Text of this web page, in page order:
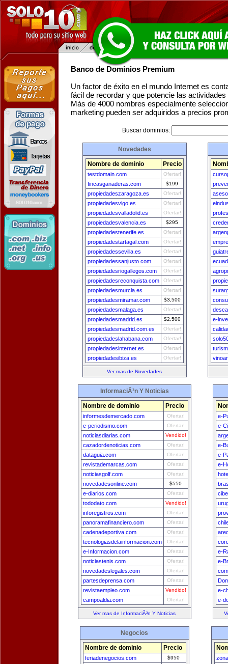
Banco de Dominios Premium
Un factor de éxito en el mundo Internet es
fácil de recordar y que potencie las
Más de 4000 nombres especialmente
marketing pueden ser adquiridos a precios
Buscar dominios:
Novedades
Nombre de dominio Precio
testdomain.com Ofertar!
fincasganaderas.com $199
propiedadeszaragoza.es Ofertar!
propiedadesvigo.es Ofertar!
propiedadesvalladolid.es Ofertar!
propiedadesvalencia.es $295
propiedadestenerife.es Ofertar!
propiedadestartagal.com Ofertar!
propiedadessevilla.es Ofertar!
propiedadessanjusto.com Ofertar!
propiedadesriogallegos.com Ofertar!
propiedadesreconquista.com Ofertar!
propiedadesmurcia.es Ofertar!
propiedadesmiramar.com $3,500
propiedadesmalaga.es Ofertar!
propiedadesmadrid.es $2,500
propiedadesmadrid.com.es Ofertar!
propiedadeslahabana.com Ofertar!
propiedadesinternet.es Ofertar!
propiedadesibiza.es Ofertar!
Ver mas de Novedades
e-
InformaciÃ³n Y Noticias
Nombre de dominio Precio
informesdemercado.com Ofertar!
e-periodismo.com Ofertar!
noticiasdiarias.com Vendido!
cazadordenoticias.com Ofertar!
dataguia.com Ofertar!
revistademarcas.com Ofertar!
noticiasgolf.com Ofertar!
novedadesonline.com $550
e-diarios.com Ofertar!
tododato.com Vendido!
inforegistros.com Ofertar!
panoramafinanciero.com Ofertar!
cadenadeportiva.com Ofertar!
tecnologiasdelainformacion.com Ofertar!
e-Informacion.com Ofertar!
noticiastenis.com Ofertar!
novedadeslegales.com Ofertar!
partesdeprensa.com Ofertar!
revistaempleo.com Vendido!
campoaldia.com Ofertar!
Ver mas de InformaciÃ³n Y Noticias
e-
e-
e-
e-
e-
e-
e-
e-
e-
Negocios
Nombre de dominio Precio
feriadenegocios.com $950